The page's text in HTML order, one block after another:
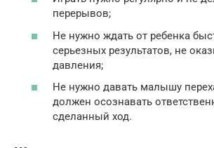
перерывов;
Не нужно ждать от ребенка
серьезных результатов, не
давления;
Не нужно давать малышу
должен осознавать
сделанный ход.